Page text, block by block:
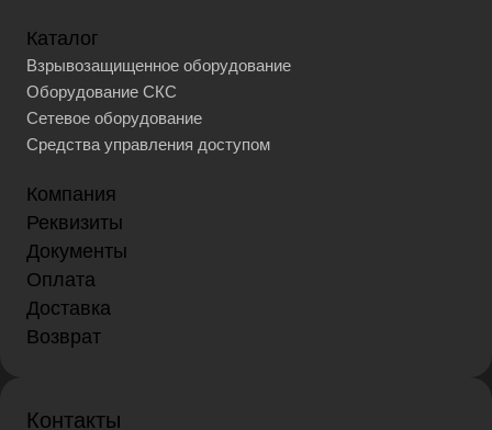
Каталог
Взрывозащищенное оборудование
Оборудование СКС
Сетевое оборудование
Средства управления доступом
Компания
Реквизиты
Документы
Оплата
Доставка
Возврат
Контакты